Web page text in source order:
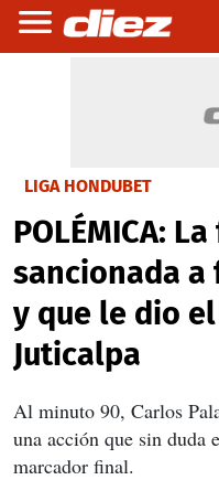
LIGA HONDUBET
POLÉMICA:
sancionada
y que le dio
Juticalpa
Al minuto 90, Carlos
una acción que sin duda
marcador final.